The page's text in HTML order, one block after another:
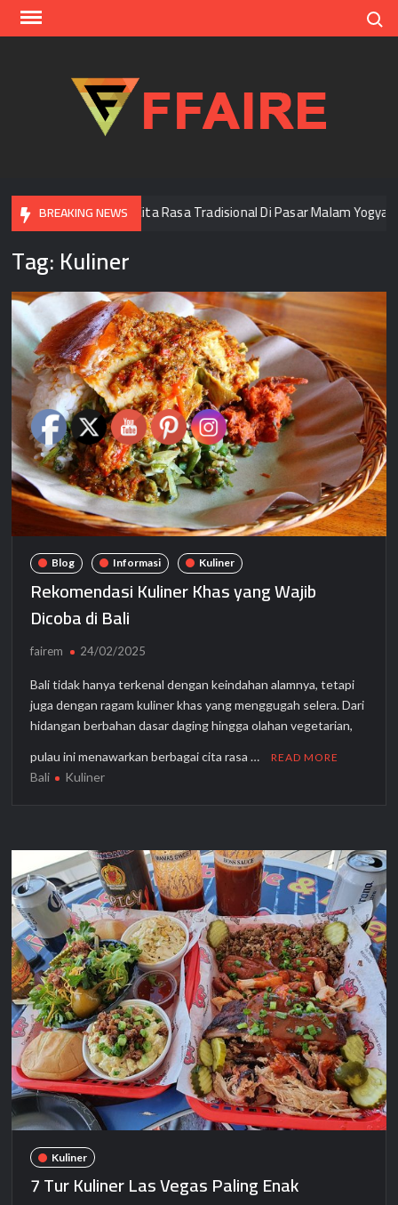
Skip
BREAKING NEWS
Menjelajah Cita Rasa Tradisional Di Pasar Malam Yogyakarta
Tag:Kuliner
Blog Informasi Kuliner
Rekomendasi Kuliner Khas yang Wajib
Dicoba di Bali
fairem 24/02/2025
Bali tidak hanya terkenal dengan keindahan alamnya, tetapi
juga dengan ragam kuliner khas yang menggugah selera. Dari
hidangan berbahan dasar daging hingga olahan vegetarian,
pulau ini menawarkan berbagai cita rasa … READ MORE
Bali Kuliner
Kuliner
7 Tur Kuliner Las Vegas Paling Enak